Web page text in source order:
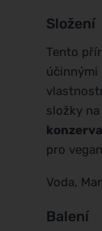
Složení
Tento
účinnými
složky
pro
Voda,
Balení